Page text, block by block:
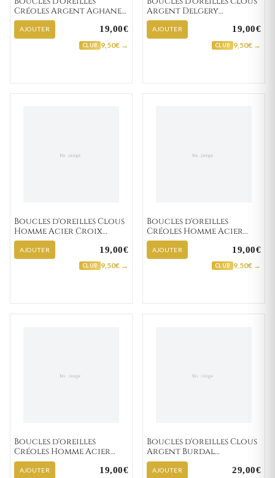
Créoles Argent Aghane
Minimaliste
AJOUTER 19,00€
CLUB 9,50€ →
Argent Delgery
Zirconium Rose
AJOUTER 19,00€
CLUB 9,50€ →
Boucles d'oreilles Clous
Homme Acier Croix
Chrétienne
AJOUTER 19,00€
CLUB 9,50€ →
Boucles d'oreilles
Créoles Homme Acier
Etton Diamètre 13mm
AJOUTER 19,00€
CLUB 9,50€ →
Boucles d'oreilles
Créoles Homme Acier
blanc,noir Ø 13mm
AJOUTER 19,00€
Boucles d'oreilles Clous
Argent Burdal
Zirconium
AJOUTER 29,00€